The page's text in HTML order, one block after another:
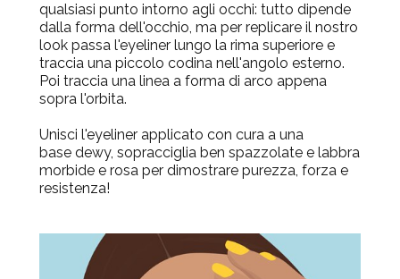
qualsiasi punto intorno agli occhi: tutto dipende
dalla forma dell'occhio, ma per replicare il nostro
look passa l'eyeliner lungo la rima superiore e
traccia una piccolo codina nell'angolo esterno.
Poi traccia una linea a forma di arco appena
sopra l'orbita.
Unisci l'eyeliner applicato con cura a una
base dewy, sopracciglia ben spazzolate e labbra
morbide e rosa per dimostrare purezza, forza e
resistenza!